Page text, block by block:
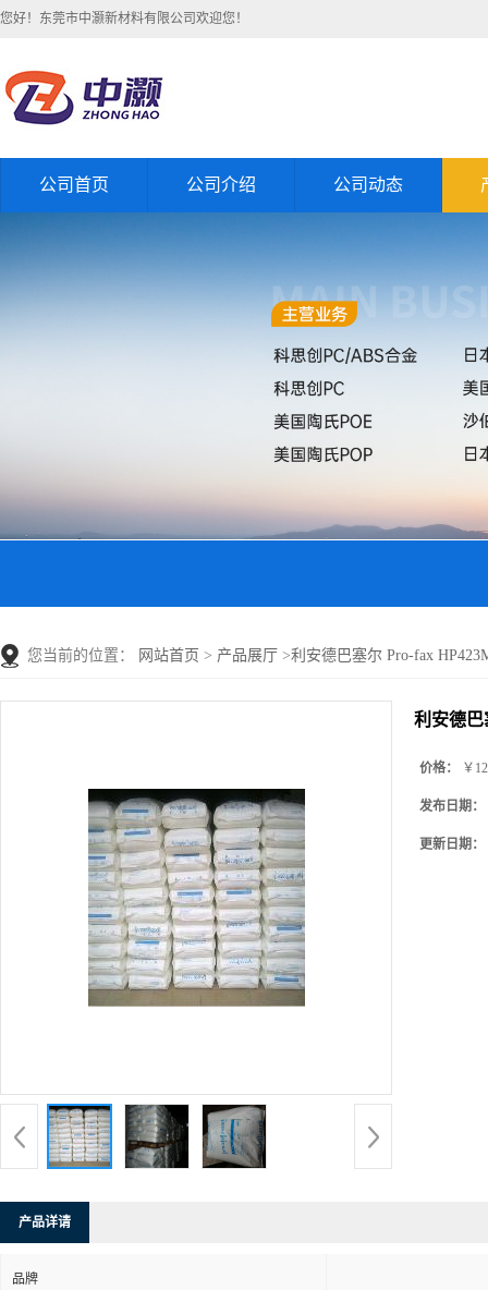
您好！东莞市中灏新材料有限公司欢迎您！
公司首页 公司介绍 公司动态
您当前的位置： 网站首页 > 产品展厅 >利安德巴塞尔 Pro-fax
利安德巴
价格： ￥
发布日期：
更新日期：
产品详请
品牌